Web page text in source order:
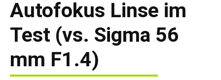
Autofokus Linse im
Test (vs. Sigma 56
mm F1.4)